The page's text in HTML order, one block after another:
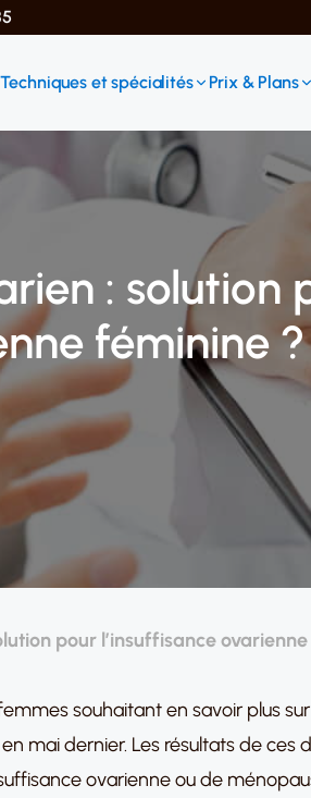
Techniques et spécialités Prix & Plans
: solution
féminine ?
pour l’insuffisance
souhaitant en savoir plus
mai dernier. Les résultats de
ovarienne ou de